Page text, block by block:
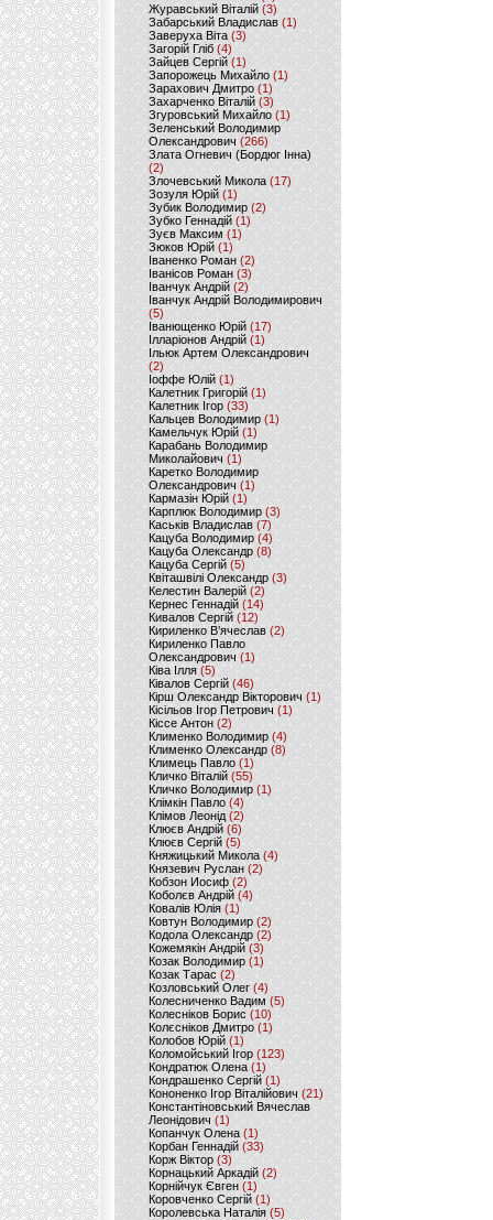
Журавський Віталій (3)
Забарський Владислав (1)
Заверуха Віта (3)
Загорій Гліб (4)
Зайцев Сергій(1)
Запорожець Михайло (1)
Зарахович Дмитро (1)
Захарченко Віталій (3)
Згуровський Михайло (1)
Зеленський Володимир
Олександрович (266)
Злата Огневич (Бордюг Інна)
(2)
Злочевський Микола(17)
Зозуля Юрій (1)
Зубик Володимир (2)
Зубко Геннадій (1)
Зуєв Максим(1)
Зюков Юрій (1)
Іваненко Роман (2)
Іванісов Роман (3)
Іванчук Андрій(2)
Іванчук Андрій Володимирович
(5)
Іванющенко Юрій (17)
Ілларіонов Андрій (1)
Ільюк Артем Олександрович
(2)
Іоффе Юлій (1)
Калетник Григорій(1)
Калетник Ігор (33)
Кальцев Володимир(1)
Камельчук Юрій (1)
Карабань Володимир
Миколайович (1)
Каретко Володимир
Олександрович (1)
Кармазін Юрій(1)
Карплюк Володимир(3)
Каськів Владислав (7)
Кацуба Володимир (4)
Кацуба Олександр (8)
Кацуба Сергій (5)
Квіташвілі Олександр(3)
Келестин Валерій(2)
Кернес Геннадій (14)
Кивалов Сергій (12)
Кириленко В’ячеслав (2)
Кириленко Павло
Олександрович (1)
Ківа Ілля (5)
Ківалов Сергій(46)
Кірш Олександр Вікторович (1)
Кісільов Ігор Петрович (1)
Кіссе Антон (2)
Клименко Володимир(4)
Клименко Олександр (8)
Климець Павло (1)
Кличко Віталій(55)
Кличко Володимир (1)
Клімкін Павло (4)
Клімов Леонід(2)
Клюєв Андрій(6)
Клюєв Сергій (5)
Княжицький Микола(4)
Князевич Руслан (2)
Кобзон Иосиф(2)
Коболєв Андрій (4)
Ковалів Юлія(1)
Ковтун Володимир (2)
Кодола Олександр (2)
Кожемякін Андрій (3)
Козак Володимир (1)
Козак Тарас (2)
Козловський Олег(4)
Колесниченко Вадим (5)
Колесніков Борис (10)
Колєсніков Дмитро (1)
Колобов Юрій (1)
Коломойський Ігор (123)
Кондратюк Олена(1)
Кондрашенко Сергій (1)
Кононенко Ігор Віталійович (21)
Константіновський Вячеслав
Леонідович (1)
Копанчук Олена (1)
Корбан Геннадій (33)
Корж Віктор (3)
Корнацький Аркадій (2)
Корнійчук Євген (1)
Коровченко Сергій (1)
Королевська Наталія(5)